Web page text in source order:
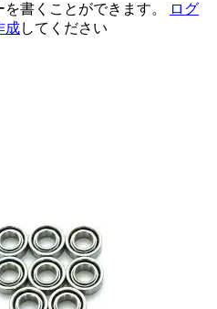
書くことができます。
ログ
成してください